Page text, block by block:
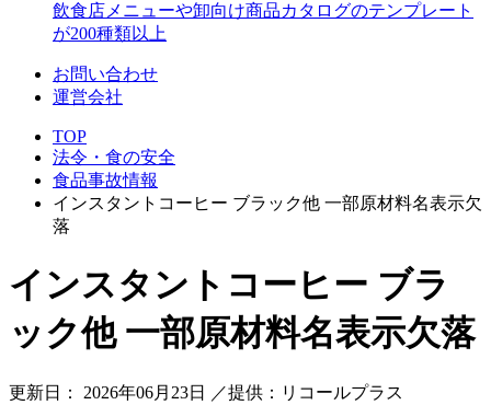
飲食店メニューや卸向け商品カタログのテンプレート
が200種類以上
お問い合わせ
運営会社
TOP
法令・食の安全
食品事故情報
インスタントコーヒー ブラック他 一部原材料名表示欠
落
インスタントコーヒー ブラ
ック他 一部原材料名表示欠落
更新日： 2026年06月23日 ／提供：リコールプラス